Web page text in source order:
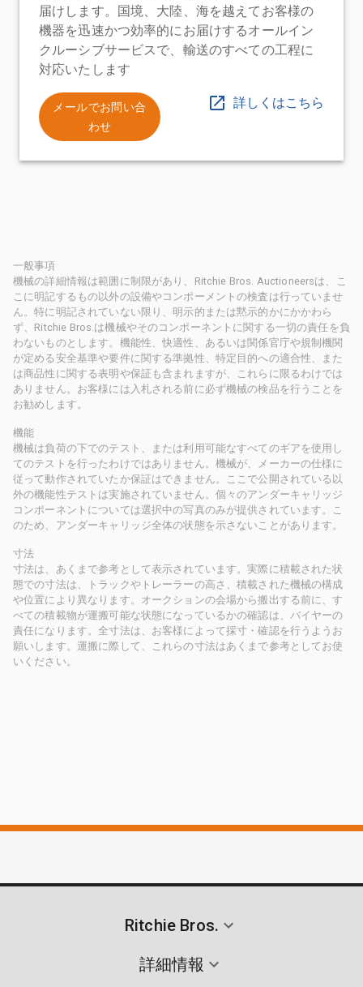
届けします。国境、大陸、海を越えてお客様の
機器を迅速かつ効率的にお届けするオールイン
クルーシブサービスで、輸送のすべての工程に
対応いたします
メールでお問い合
わせ
詳しくはこちら
一般事項
機械の詳細情報は範囲に制限があり、Ritchie Bros. Auctioneersは、こ
こに明記するもの以外の設備やコンポーメントの検査は行っていませ
ん。特に明記されていない限り、明示的または黙示的かにかかわら
ず、Ritchie Bros.は機械やそのコンポーネントに関する一切の責任を負
わないものとします。機能性、快適性、あるいは関係官庁や規制機関
が定める安全基準や要件に関する準拠性、特定目的への適合性、また
は商品性に関する表明や保証も含まれますが、これらに限るわけでは
ありません。お客様には入札される前に必ず機械の検品を行うことを
お勧めします。
機能
機械は負荷の下でのテスト、または利用可能なすべてのギアを使用し
てのテストを行ったわけではありません。機械が、メーカーの仕様に
従って動作されていたか保証はできません。ここで公開されている以
外の機能性テストは実施されていません。個々のアンダーキャリッジ
コンポーネントについては選択中の写真のみが提供されています。こ
のため、アンダーキャリッジ全体の状態を示さないことがあります。
寸法
寸法は、あくまで参考として表示されています。実際に積載された状
態での寸法は、トラックやトレーラーの高さ、積載された機械の構成
や位置により異なります。オークションの会場から搬出する前に、す
べての積載物が運搬可能な状態になっているかの確認は、バイヤーの
責任になります。全寸法は、お客様によって採寸・確認を行うようお
願いします。運搬に際して、これらの寸法はあくまで参考としてお使
いください。
Ritchie Bros.
詳細情報